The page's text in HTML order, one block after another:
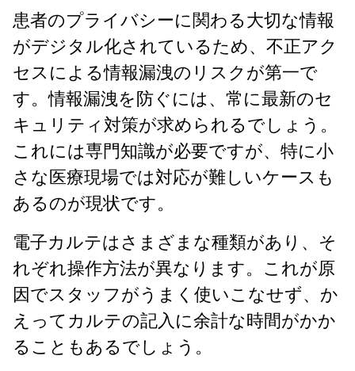
患者のプライバシーに関わる大切な情報
がデジタル化されているため、不正アク
セスによる情報漏洩のリスクが第一で
す。情報漏洩を防ぐには、常に最新のセ
キュリティ対策が求められるでしょう。
これには専門知識が必要ですが、特に小
さな医療現場では対応が難しいケースも
あるのが現状です。
電子カルテはさまざまな種類があり、そ
れぞれ操作方法が異なります。これが原
因でスタッフがうまく使いこなせず、か
えってカルテの記入に余計な時間がかか
ることもあるでしょう。